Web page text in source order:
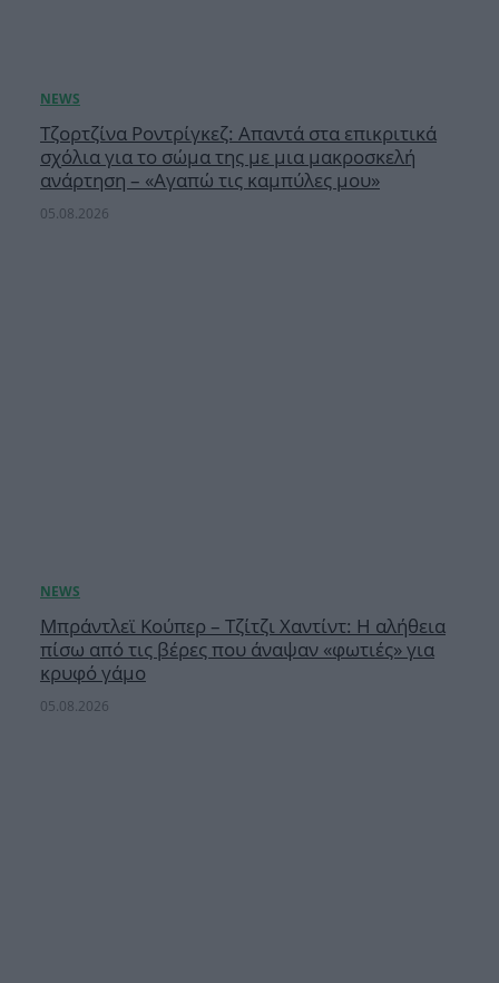
Τζορτζίνα Ροντρίγκεζ: Απαντά στα επικριτικά
σχόλια για το σώμα της με μια μακροσκελή
ανάρτηση – «Αγαπώ τις καμπύλες μου»
05.08.2026
Μπράντλεϊ Κούπερ – Τζίτζι Χαντίντ: Η αλήθεια
πίσω από τις βέρες που άναψαν «φωτιές» για
κρυφό γάμο
05.08.2026